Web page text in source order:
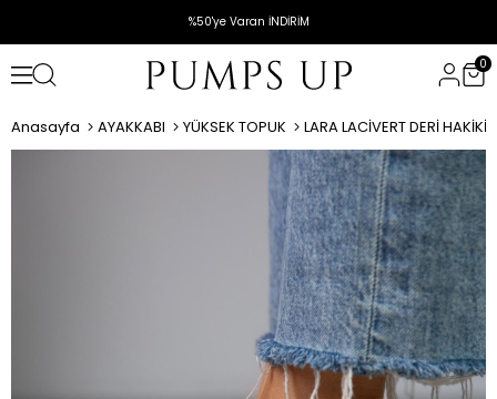
%50'ye Varan İNDİRİM
0
Anasayfa AYAKKABI YÜKSEK TOPUK LARA LACİVERT DERİ HAKİKİ